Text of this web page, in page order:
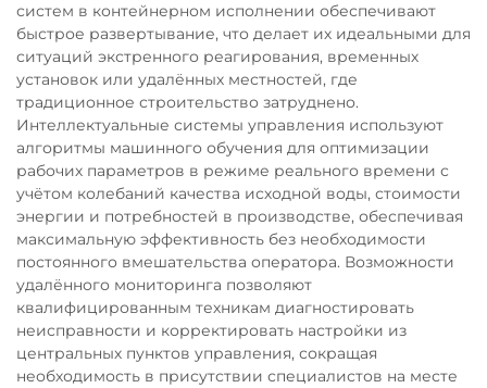
систем в контейнерном исполнении обеспечивают
быстрое развертывание, что делает их идеальными для
ситуаций экстренного реагирования, временных
установок или удалённых местностей, где
традиционное строительство затруднено.
Интеллектуальные системы управления используют
алгоритмы машинного обучения для оптимизации
рабочих параметров в режиме реального времени с
учётом колебаний качества исходной воды, стоимости
энергии и потребностей в производстве, обеспечивая
максимальную эффективность без необходимости
постоянного вмешательства оператора. Возможности
удалённого мониторинга позволяют
квалифицированным техникам диагностировать
неисправности и корректировать настройки из
центральных пунктов управления, сокращая
необходимость в присутствии специалистов на месте